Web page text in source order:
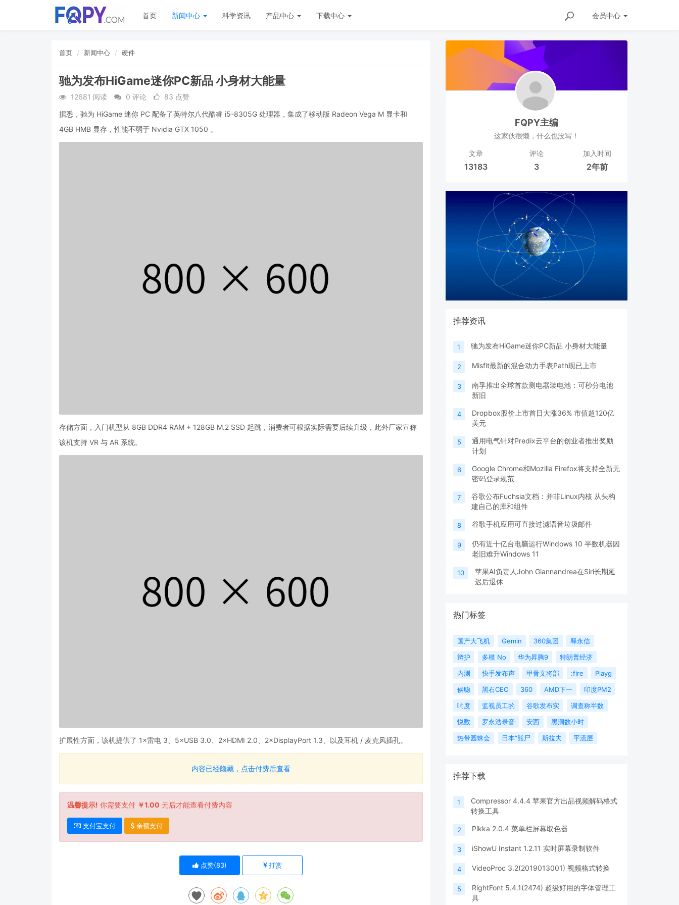
会员中心
首页 新闻中心 科学资讯 产品中心 下载中心
首页 新闻中心 硬件
驰为发布HiGame迷你PC新品 小身材大能量
12681 阅读 0 评论
83 点赞
据悉，驰为 HiGame 迷你 PC 配备了英特尔八代酷睿 i5-8305G 处理器，集成了移动版 Radeon Vega M 显卡和
4GB HMB 显存，性能不弱于 Nvidia GTX 1050 。
存储方面，入门机型从 8GB DDR4 RAM + 128GB M.2 SSD 起跳，消费者可根据实际需要后续升级，此外厂家宣称
该机支持 VR 与 AR 系统。
扩展性方面，该机提供了 1×雷电 3、5×USB 3.0、2×HDMI 2.0、2×DisplayPort 1.3、以及耳机 / 麦克风插孔。
内容已经隐藏，点击付费后查看
温馨提示! 你需要支付 ￥1.00 元后才能查看付费内容
支付宝支付 余额支付
点赞(83) 打赏
FQPY主编
这家伙很懒，什么也没写！
文章
13183
评论
3
加入时间
2年前
推荐资讯
1 驰为发布HiGame迷你PC新品 小身材大能量
2 Misfit最新的混合动力手表Path现已上市
3
南孚推出全球首款测电器装电池：可秒分电池
新旧
4
Dropbox股价上市首日大涨36% 市值超120亿
美元
5
通用电气针对Predix云平台的创业者推出奖励
计划
6
Google Chrome和Mozilla Firefox将支持全新无
密码登录规范
7
谷歌公布Fuchsia文档：并非Linux内核 从头构
建自己的库和组件
8 谷歌手机应用可直接过滤语音垃圾邮件
9
仍有近十亿台电脑运行Windows 10 半数机器因
老旧难升Windows 11
10
苹果AI负责人John Giannandrea在Siri长期延
迟后退休
热门标签
国产大飞机 Gemin 360集团
释永信
辩护
多模 No 华为昇腾9
特朗普经济
内测
快手发布声 甲骨文将部 :fire
Playg
侯聪
黑石CEO 360 AMD下一
印度PM2
响度
监视员工的 谷歌发布实
调查称半数
悦数
罗永浩录音 安西
黑洞数小时
热带园蛛会
日本“熊尸 斯拉夫 平流层
推荐下载
1
Compressor 4.4.4 苹果官方出品视频解码格式
转换工具
2 Pikka 2.0.4 菜单栏屏幕取色器
3 iShowU Instant 1.2.11 实时屏幕录制软件
4 VideoProc 3.2(2019013001) 视频格式转换
5
RightFont 5.4.1(2474) 超级好用的字体管理工
具